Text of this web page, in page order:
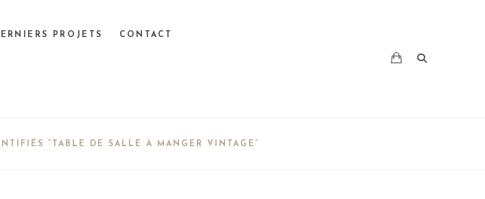
PROJETS CONTACT
“TABLE DE SALLE À MANGER VINTAGE”